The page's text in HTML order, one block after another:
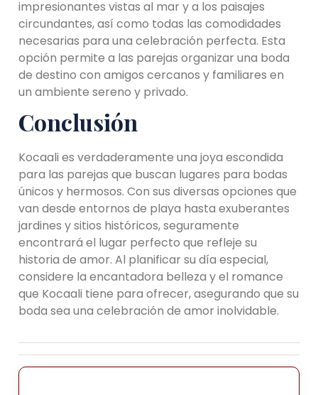
impresionantes vistas al mar y a los paisajes
circundantes, así como todas las comodidades
necesarias para una celebración perfecta. Esta
opción permite a las parejas organizar una boda
de destino con amigos cercanos y familiares en
un ambiente sereno y privado.
Conclusión
Kocaali es verdaderamente una joya escondida
para las parejas que buscan lugares para bodas
únicos y hermosos. Con sus diversas opciones que
van desde entornos de playa hasta exuberantes
jardines y sitios históricos, seguramente
encontrará el lugar perfecto que refleje su
historia de amor. Al planificar su día especial,
considere la encantadora belleza y el romance
que Kocaali tiene para ofrecer, asegurando que su
boda sea una celebración de amor inolvidable.